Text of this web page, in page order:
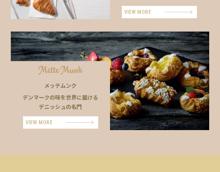
VIEW MORE
メッテムンク
デンマークの味を世界に届ける
デニッシュの名門
VIEW MORE